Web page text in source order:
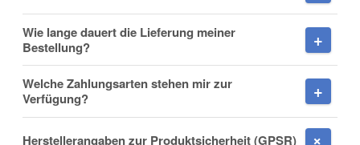
Firma
Wie lange dauert die Lieferung meiner
Bestellung?
Welche Zahlungsarten stehen mir zur
Verfügung?
Herstellerangaben zur Produktsicherheit (GPSR)